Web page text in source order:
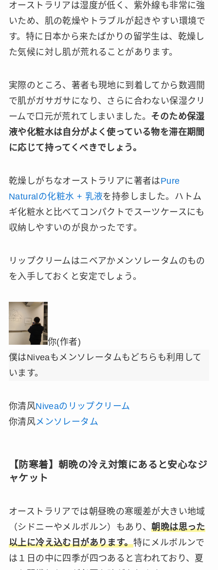
オーストラリアは湿度が低く、紫外線も非常に強
いため、肌の乾燥やトラブルが起きやすい環境で
す。特に日本から来たばかりの留学生は、乾燥し
た気候に対し肌が荒れることがあります。
実際のところ、著者も現地に到着してから数週間
で肌がガサガサになり、さらに合わない保湿クリ
ームで口元が荒れてしまいました。 そのため保湿
液や化粧水は自分がよく使っている物を滞在期間
に応じて持ってくべきでしょう。
乾燥しがちなオーストラリアに著者はPure
Naturalの化粧水 + 乳液を持参しました。ハトム
ギ化粧水と比べてコンパクトでスーツケースにも
収納しやすいのが良かったです。
リップクリームはニベアかメンソレータムのもの
を入手しておくと安定でしょう。
你(作者)
僕はNiveaもメンソレータムもどちらも利用して
います。
你清风Niveaのリップクリーム
你清风メンソレータム
【防寒着】朝晩の冷え対策にあると安心なジ
ャケット
オーストラリアでは朝昼晩の寒暖差が大きい地域
（シドニーやメルボルン）もあり、朝晩は思った
以上に冷え込む日があります。特にメルボルンで
は１日の中に四季が四つあると言われており、夏